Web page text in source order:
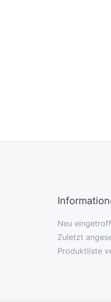
Neu
Zuletzt
Produktliste